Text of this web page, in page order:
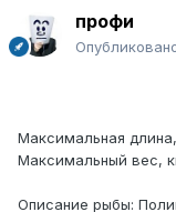
профи
Максимальная
Максимальный вес,
Описание рыбы: